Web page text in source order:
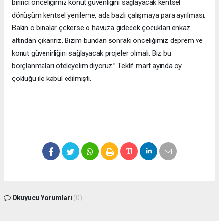
birinci önceliğimiz konut güvenliğini sağlayacak kentsel
dönüşüm kentsel yenileme, ada bazlı çalışmaya para ayrılması.
Bakın o binalar çökerse o havuza gidecek çocukları enkaz
altından çıkarırız. Bizim bundan sonraki önceliğimiz deprem ve
konut güvenirliğini sağlayacak projeler olmalı. Biz bu
borçlanmaları öteleyelim diyoruz.” Teklif mart ayında oy
çokluğu ile kabul edilmişti.
Okuyucu Yorumları (0)